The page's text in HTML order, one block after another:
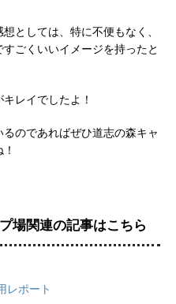
としては、特に不便もなく、
ごくいいイメージを持ったと
レイでしたよ！
のであればぜひ道志の森キャ
場関連の記事はこちら
レポート